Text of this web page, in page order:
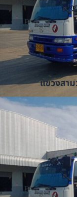
ถู
แขวงสา